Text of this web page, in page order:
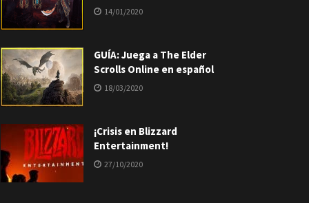
14/01/2020
GUÍA: Juega a The Elder
Scrolls Online en español
18/03/2020
¡Crisis en Blizzard
Entertainment!
27/10/2020